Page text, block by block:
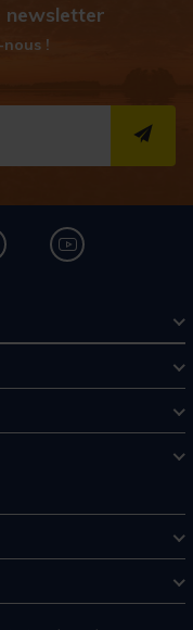
newsletter
!